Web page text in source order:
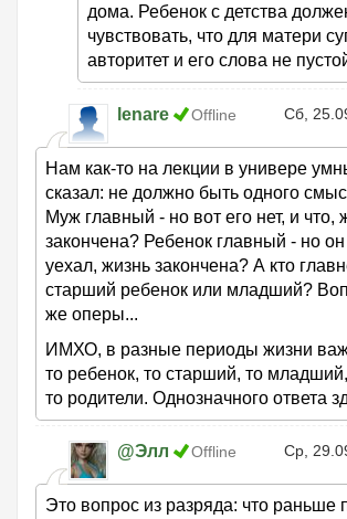
дома. Ребенок с детства
чувствовать, что для матери
авторитет и его слова не
lenare Offline Сб,
Нам как-то на лекции в универе
сказал: не должно быть одного
Муж главный - но вот его нет, и что,
закончена? Ребенок главный - но
уехал, жизнь закончена? А кто
старший ребенок или младший?
же оперы...
ИМХО, в разные периоды жизни
то ребенок, то старший, то
то родители. Однозначного ответа
@Элл Offline Ср,
Это вопрос из разряда: что раньше